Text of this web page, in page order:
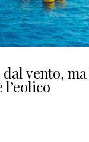
vento, ma